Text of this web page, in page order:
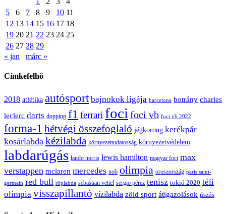
5
6 7 8 9 10 11
12 13 14 15 16 17 18
19 20 21 22 23 24 25
26 27 28 29
« jan
márc »
Címkefelhő
2018 atlétika autósport bajnokok ligája barcelona botrány charles
leclerc darts dopping f1 ferrari foci foci vb foci vb 2022
forma-1 hétvégi összefoglaló jégkorong kerékpár
kosárlabda kézilabda környezettudatosság környezetvédelem
labdarúgás lando norris lewis hamilton magyar foci max
verstappen mclaren mercedes nob olimpia oroszország paris saint-
germain red bull röplabda sebastian vettel sergio pérez tenisz tokió 2020 téli
olimpia visszapillantó vízilabda zöld sport átigazolások úszás